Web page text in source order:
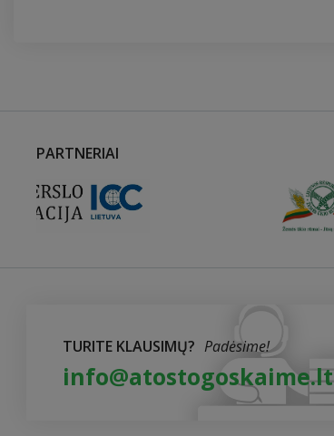
PARTNERIAI
TURITE KLAUSIMŲ? Padėsime!
info@atostogoskaime.lt